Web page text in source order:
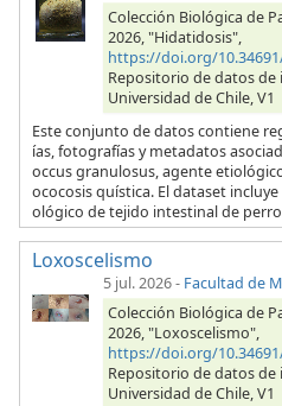
Colección Biológica de
2026, "Hidatidosis",
https://doi.org/
Repositorio de datos de
Universidad de Chile, V1
Este conjunto de datos contiene
ías, fotografías y metadatos
occus granulosus, agente
ococosis quística. El dataset
ológico de tejido intestinal de
Loxoscelismo
5 jul. 2026- Facultad de
Colección Biológica de
2026, "Loxoscelismo",
https://doi.org/10.34691/
Repositorio de datos de
Universidad de Chile, V1